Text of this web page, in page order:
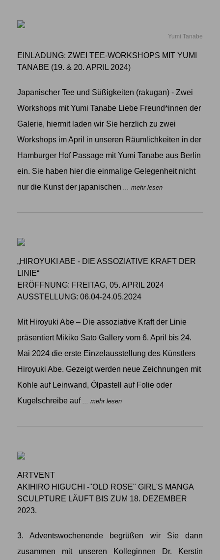
Yumi Tanabe
EINLADUNG: ZWEI TEE-WORKSHOPS MIT YUMI
TANABE (19. & 20. APRIL 2024)
Japanischer Tee und Süßigkeiten (rakugan) - Zwei
Workshops mit Yumi Tanabe Liebe Freund*innen der
Galerie, hiermit laden wir Sie herzlich zu zwei
Workshops im April in unseren Räumlichkeiten in der
Hamburger Hof Passage mit Yumi Tanabe aus Berlin
ein. Sie haben hier die einmalige Gelegenheit nicht
nur die Kunst der japanischen
... mehr lesen
„HIROYUKI ABE - DIE ASSOZIATIVE KRAFT DER
LINIE“
ERÖFFNUNG: FREITAG, 05. APRIL 2024
AUSSTELLUNG: 06.04-24.05.2024
Mit Hiroyuki Abe – Die assoziative Kraft der Linie
präsentiert Mikiko Sato Gallery vom 6. April bis 24.
Mai 2024 die erste Einzelausstellung des Künstlers
Hiroyuki Abe. Gezeigt werden neue Zeichnungen mit
Kohle auf Leinwand, Ölpastell auf Folie oder
Kugelschreibe auf
... mehr lesen
ARTVENT
AKIHIRO HIGUCHI -"OLD ROSE" GIRL'S MANGA
SCULPTURE LÄUFT BIS ZUM 18. DEZEMBER
2023.
3. Adventswochenende begrüßen wir Sie dann
zusammen mit unseren Kolleginnen Dr. Kerstin